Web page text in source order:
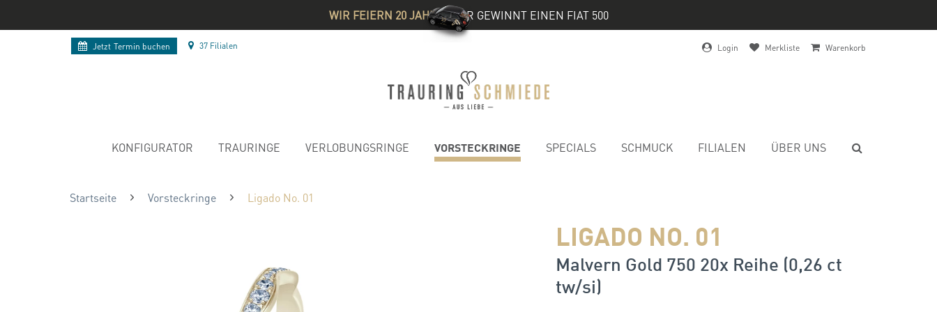
WIR FEIERN 20 JAHRE& IHR GEWINNT EINEN FIAT 500
Jetzt Termin buchen 37 Filialen Login Merkliste Warenkorb
KONFIGURATOR TRAURINGE VERLOBUNGSRINGE VORSTECKRINGE SPECIALS SCHMUCK FILIALEN ÜBER UNS
Startseite Vorsteckringe Ligado No. 01
LIGADO NO. 01
Malvern Gold 750 20x Reihe (0,26 ct
tw/si)